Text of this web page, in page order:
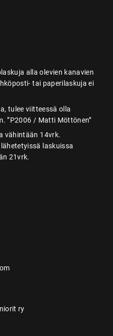
alla olevien kanavien
tai paperilaskuja ei
tulee viitteessä olla
”P2006 / Matti Möttönen”
vähintään 14vrk.
laskuissa
21vrk.
ry